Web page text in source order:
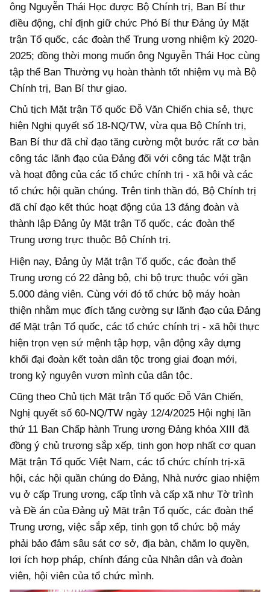
ông Nguyễn Thái Học được Bộ Chính trị, Ban Bí thư
điều động, chỉ định giữ chức Phó Bí thư Đảng ủy Mặt
trận Tổ quốc, các đoàn thể Trung ương nhiệm kỳ 2020-
2025; đồng thời mong muốn ông Nguyễn Thái Học cùng
tập thể Ban Thường vụ hoàn thành tốt nhiệm vụ mà Bộ
Chính trị, Ban Bí thư giao.
Chủ tịch Mặt trận Tổ quốc Đỗ Văn Chiến chia sẻ, thực
hiện Nghị quyết số 18-NQ/TW, vừa qua Bộ Chính trị,
Ban Bí thư đã chỉ đạo tăng cường một bước rất cơ bản
công tác lãnh đạo của Đảng đối với công tác Mặt trận
và hoạt động của các tổ chức chính trị - xã hội và các
tổ chức hội quần chúng. Trên tinh thần đó, Bộ Chính trị
đã chỉ đạo kết thúc hoạt động của 13 đảng đoàn và
thành lập Đảng ủy Mặt trận Tổ quốc, các đoàn thể
Trung ương trực thuộc Bộ Chính trị.
Hiện nay, Đảng ủy Mặt trận Tổ quốc, các đoàn thể
Trung ương có 22 đảng bộ, chi bộ trực thuộc với gần
5.000 đảng viên. Cùng với đó tổ chức bộ máy hoàn
thiện nhằm mục đích tăng cường sự lãnh đạo của Đảng
để Mặt trận Tổ quốc, các tổ chức chính trị - xã hội thực
hiện trọn vẹn sứ mệnh tập hợp, vận động xây dựng
khối đại đoàn kết toàn dân tộc trong giai đoạn mới,
trong kỷ nguyên vươn mình của dân tộc.
Cũng theo Chủ tịch Mặt trận Tổ quốc Đỗ Văn Chiến,
Nghị quyết số 60-NQ/TW ngày 12/4/2025 Hội nghị lần
thứ 11 Ban Chấp hành Trung ương Đảng khóa XIII đã
đồng ý chủ trương sắp xếp, tinh gọn hợp nhất cơ quan
Mặt trận Tổ quốc Việt Nam, các tổ chức chính trị-xã
hội, các hội quần chúng do Đảng, Nhà nước giao nhiệm
vụ ở cấp Trung ương, cấp tỉnh và cấp xã như Tờ trình
và Đề án của Đảng uỷ Mặt trận Tổ quốc, các đoàn thể
Trung ương, việc sắp xếp, tinh gọn tổ chức bộ máy
phải bảo đảm sâu sát cơ sở, địa bàn, chăm lo quyền,
lợi ích hợp pháp, chính đáng của Nhân dân và đoàn
viên, hội viên của tổ chức mình.